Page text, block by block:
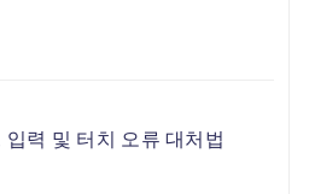
입력 및 터치 오류 대처법